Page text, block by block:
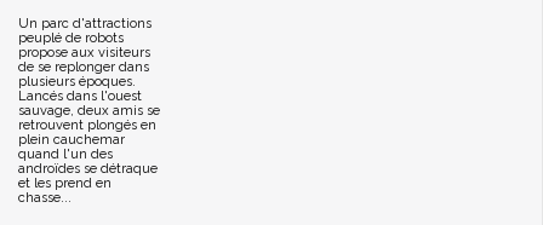
Un parc d'attractions
peuplé de robots
propose aux visiteurs
de se replonger dans
plusieurs époques.
Lancés dans l'ouest
sauvage, deux amis se
retrouvent plongés en
plein cauchemar
quand l'un des
androïdes se détraque
et les prend en
chasse...